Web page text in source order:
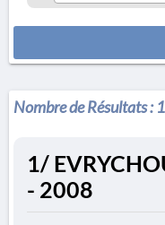
Nombre de Résultats :1
1/
- 2008